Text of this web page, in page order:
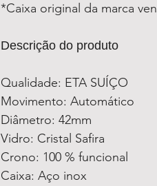
*Caixa original da marca
Descrição do produto
Qualidade: ETA SUÍÇO
Movimento: Automático
Diâmetro: 42mm
Vidro: Cristal Safira
Crono: 100 % funcional
Caixa: Aço inox